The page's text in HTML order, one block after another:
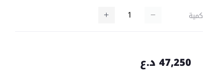
كمية
47,250 د.ع